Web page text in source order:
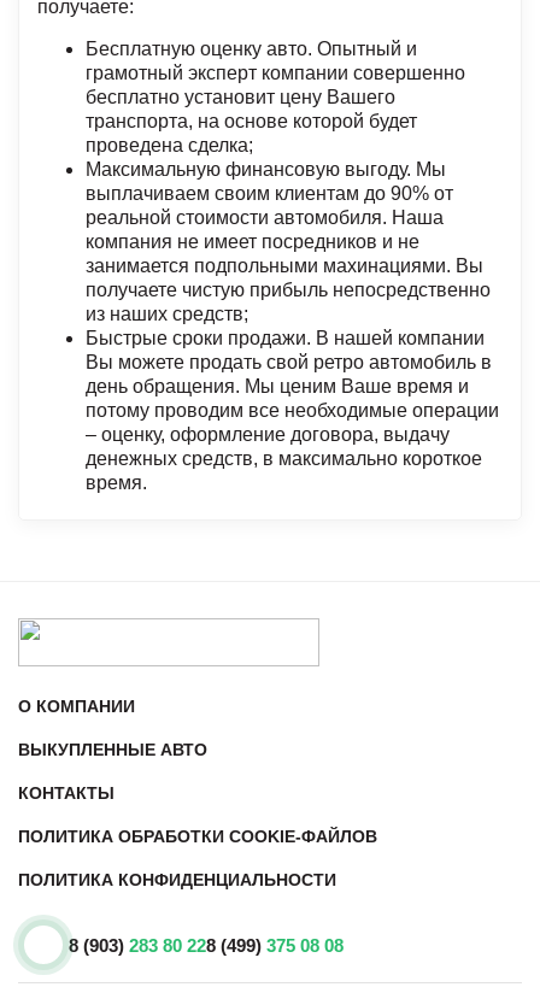
получаете:
Бесплатную оценку авто. Опытный и
грамотный эксперт компании совершенно
бесплатно установит цену Вашего
транспорта, на основе которой будет
проведена сделка;
Максимальную финансовую выгоду. Мы
выплачиваем своим клиентам до 90% от
реальной стоимости автомобиля. Наша
компания не имеет посредников и не
занимается подпольными махинациями. Вы
получаете чистую прибыль непосредственно
из наших средств;
Быстрые сроки продажи. В нашей компании
Вы можете продать свой ретро автомобиль в
день обращения. Мы ценим Ваше время и
потому проводим все необходимые операции
– оценку, оформление договора, выдачу
денежных средств, в максимально короткое
время.
О КОМПАНИИ
ВЫКУПЛЕННЫЕ АВТО
КОНТАКТЫ
ПОЛИТИКА ОБРАБОТКИ COOKIE-ФАЙЛОВ
ПОЛИТИКА КОНФИДЕНЦИАЛЬНОСТИ
8 (903) 283 80 228 (499) 375 08 08